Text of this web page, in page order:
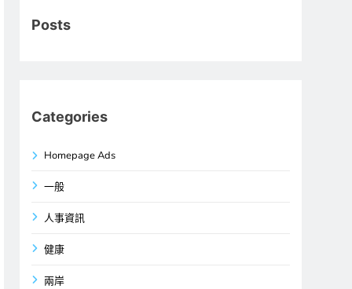
Posts
Categories
Homepage Ads
一般
人事資訊
健康
兩岸